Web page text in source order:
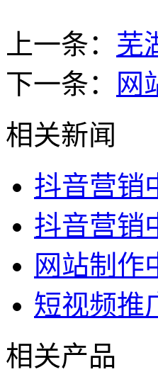
上一条： 芜
下一条：
网
相关新闻
抖音营销
抖音营销
网站制作
短视频推
相关产品